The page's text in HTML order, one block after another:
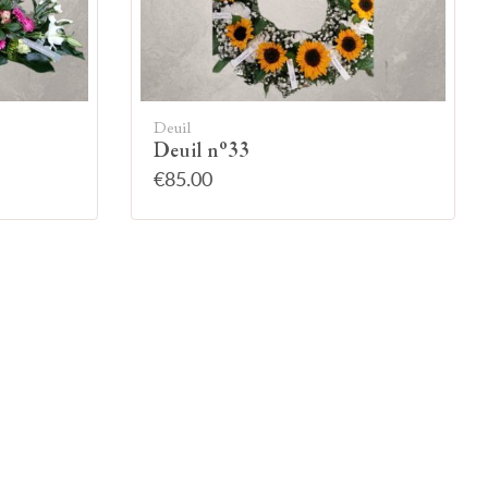
Deuil
Deuil n°33
€85.00